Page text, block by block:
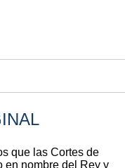
que las Cortes de
en nombre del Rey y